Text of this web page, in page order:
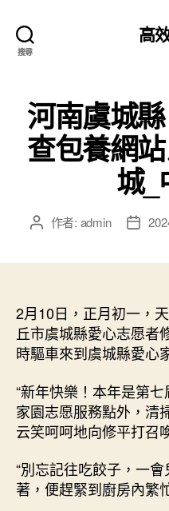
搜尋
高
河南虞城
查包養網
城_
文 作者: admin
文
期
2月10日，正月初一，
丘市虞城縣愛心志愿者
時驅車來到虞城縣愛心
“新年快樂！本年是第
家園志愿服務點外，清
云笑呵呵地向修平打召
“別忘記往吃餃子，一
著，便趕緊到廚房內繁